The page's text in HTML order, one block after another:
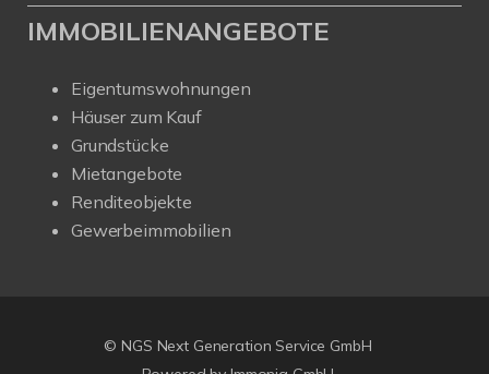
IMMOBILIENANGEBOTE
Eigentumswohnungen
Häuser zum Kauf
Grundstücke
Mietangebote
Renditeobjekte
Gewerbeimmobilien
© NGS Next Generation Service GmbH